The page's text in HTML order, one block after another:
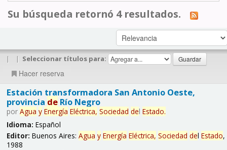
Su búsqueda retornó 4 resultados.
| | Seleccionar títulos para:
Hacer reserva
Estación transformadora San Antonio Oeste,
provincia deRío Negro
por Agua y Energía Eléctrica, Sociedad del Estado.
Idioma: Español
Editor: Buenos Aires: Agua y Energía Eléctrica, Sociedad del Estado,
1988